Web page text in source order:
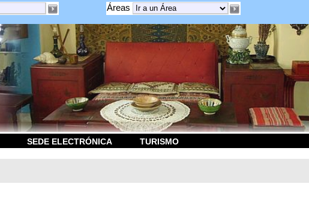
Áreas
SEDE ELECTRÓNICA TURISMO